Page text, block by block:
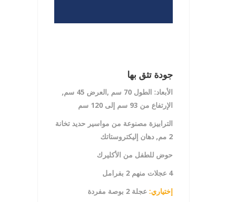
جودة تثق بها
الأبعاد: الطول 70 سم ,العرض 45
سم,
الإرتفاع من 93
سم إلى 120
سم
الترابيزة مصنوعة من مواسير حديد تخانة
2 مم,
دهان إليكتروستاتك
حوض للطفل من الأكليرك
4 عجلات منهم 2 بفرامل
إختياري: عجلة 2 بوصة مفردة